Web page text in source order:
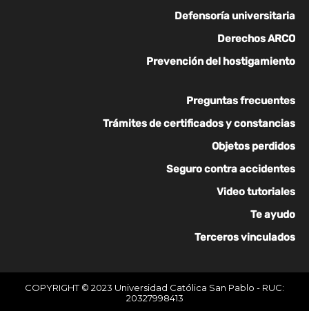
Defensoría universitaria
Derechos ARCO
Prevención del hostigamiento
Preguntas frecuentes
Trámites de certificados y constancias
Objetos perdidos
Seguro contra accidentes
Video tutoriales
Te ayudo
Terceros vinculados
COPYRIGHT © 2023 Universidad Católica San Pablo - RUC:
20327998413